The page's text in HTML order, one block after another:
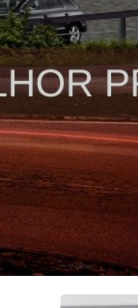
Voltar